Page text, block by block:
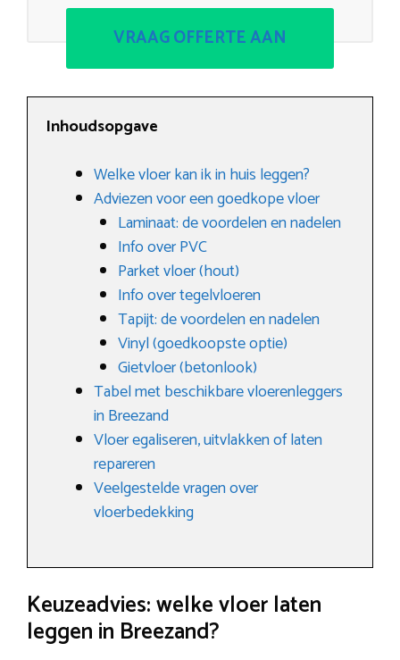
VRAAG OFFERTE AAN
Inhoudsopgave
Welke vloer kan ik in huis leggen?
Adviezen voor een goedkope vloer
Laminaat: de voordelen en nadelen
Info over PVC
Parket vloer (hout)
Info over tegelvloeren
Tapijt: de voordelen en nadelen
Vinyl (goedkoopste optie)
Gietvloer (betonlook)
Tabel met beschikbare vloerenleggers
in Breezand
Vloer egaliseren, uitvlakken of laten
repareren
Veelgestelde vragen over
vloerbedekking
Keuzeadvies: welke vloer laten
leggen in Breezand?